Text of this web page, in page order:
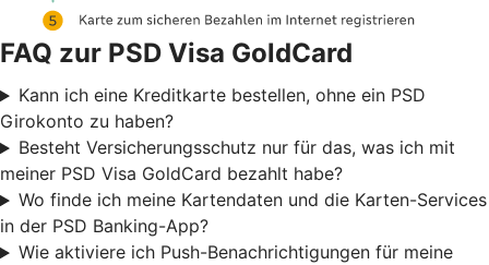
FAQ zur PSD Visa GoldCard
Kann ich eine Kreditkarte bestellen, ohne ein PSD
Girokonto zu haben?
Besteht Versicherungsschutz nur für das, was ich mit
meiner PSD Visa GoldCard bezahlt habe?
Wo finde ich meine Kartendaten und die Karten-Services
in der PSD Banking-App?
Wie aktiviere ich Push-Benachrichtigungen für meine